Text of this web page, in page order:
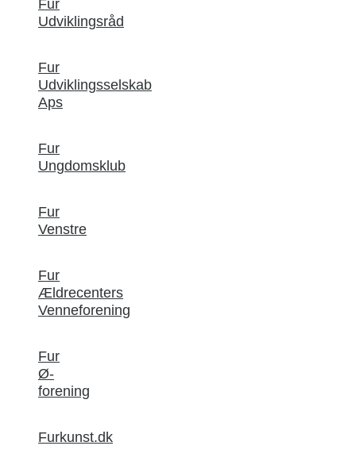
Fur
Udviklingsråd
Fur
Udviklingsselskab
Aps
Fur
Ungdomsklub
Fur
Venstre
Fur
Ældrecenters
Venneforening
Fur
Ø-
forening
Furkunst.dk